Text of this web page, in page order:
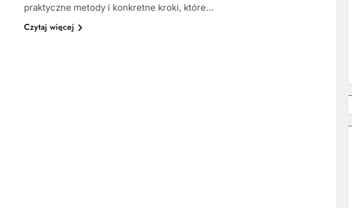
praktyczne metody i konkretne kroki, które…
Czytaj więcej